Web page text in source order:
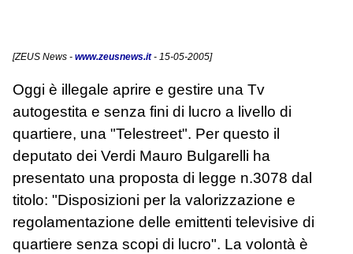
[ZEUS News - www.zeusnews.it- 15-05-2005]
Oggi è illegale aprire e gestire una Tv
autogestita e senza fini di lucro a livello di
quartiere, una "Telestreet". Per questo il
deputato dei Verdi Mauro Bulgarelli ha
presentato una proposta di legge n.3078 dal
titolo: "Disposizioni per la valorizzazione e
regolamentazione delle emittenti televisive di
quartiere senza scopi di lucro". La volontà è